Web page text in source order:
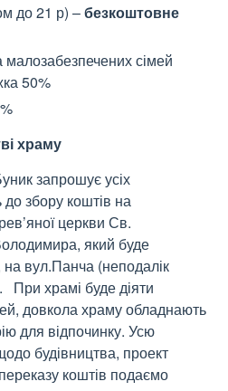
до 21 р) –безкоштовне
малозабезпечених сімей
50%
храму
запрошує усіх
збору коштів на
церкви Св.
який буде
вул.Панча (неподалік
При храмі буде діяти
довкола храму обладнають
для відпочинку. Усю
будівництва, проект
коштів подаємо